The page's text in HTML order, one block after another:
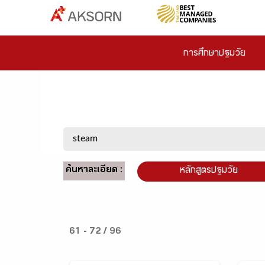
การศึกษาปฐมวัย
ค้นหาละเอียด : หลักสูตรปฐมวัย
61 - 72 / 96